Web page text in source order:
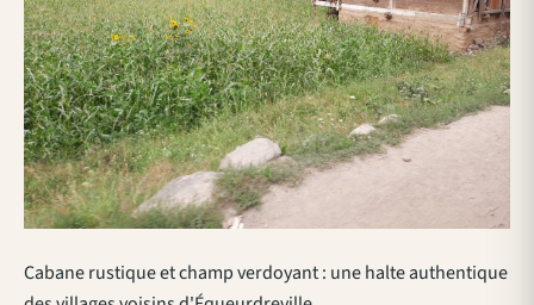
Cabane rustique et champ verdoyant : une halte authentique